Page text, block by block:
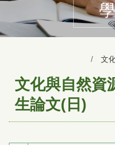
文
文化與自然資
生論文(日)